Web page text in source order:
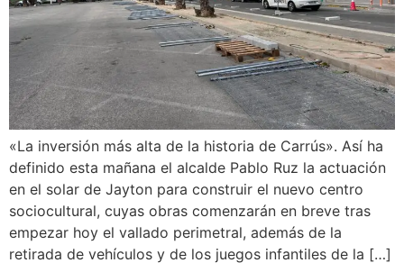
«La inversión más alta de la historia de Carrús». Así ha
definido esta mañana el alcalde Pablo Ruz la actuación
en el solar de Jayton para construir el nuevo centro
sociocultural, cuyas obras comenzarán en breve tras
empezar hoy el vallado perimetral, además de la
retirada de vehículos y de los juegos infantiles de la […]